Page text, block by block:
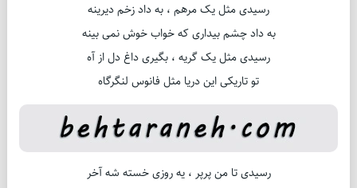
رسیدی مثل یک مرهم ، به داد زخم دیرینه
به داد چشم بیداری که خواب خوش نمی بینه
رسیدی مثل یک گریه ، بگیری داغ دل از آه
تو تاریکی این دریا مثل فانوس لنگرگاه
رسیدی تا من پرپر ، یه روزی خسته شه آخر